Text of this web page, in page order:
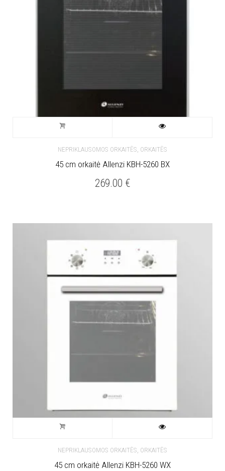
NEPRIKLAUSOMOS ORKAITĖS, ORKAITĖS
45 cm orkaitė Allenzi KBH-5260 BX
269.00 €
NEPRIKLAUSOMOS ORKAITĖS, ORKAITĖS
45 cm orkaitė Allenzi KBH-5260 WX